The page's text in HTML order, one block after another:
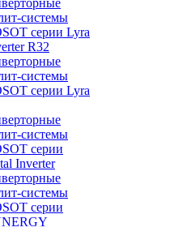
системы
серии Lyra
R32
системы
серии Lyra
системы
серии
Inverter
системы
серии